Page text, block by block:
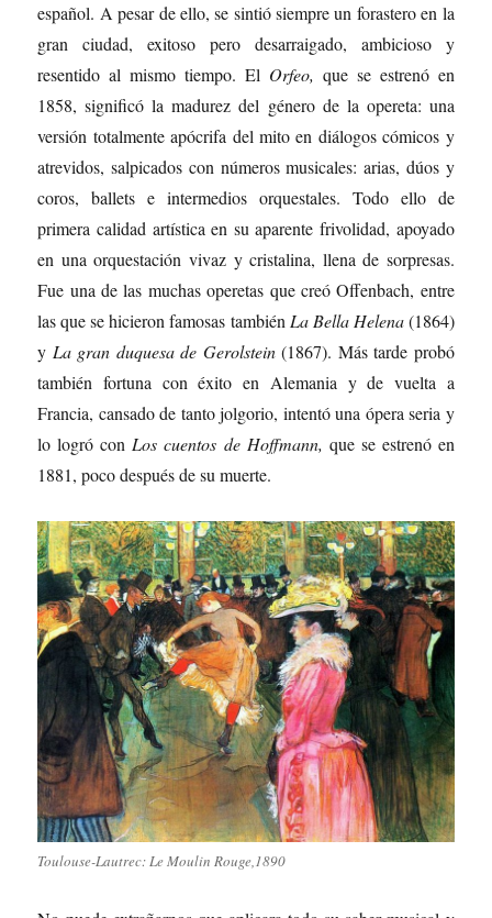
español. A pesar de ello, se sintió siempre un forastero en la
gran ciudad, exitoso pero desarraigado, ambicioso y
resentido al mismo tiempo. El Orfeo, que se estrenó en
1858, significó la madurez del género de la opereta: una
versión totalmente apócrifa del mito en diálogos cómicos y
atrevidos, salpicados con números musicales: arias, dúos y
coros, ballets e intermedios orquestales. Todo ello de
primera calidad artística en su aparente frivolidad, apoyado
en una orquestación vivaz y cristalina, llena de sorpresas.
Fue una de las muchas operetas que creó Offenbach, entre
las que se hicieron famosas también La Bella Helena(1864)
y La gran duquesa de Gerolstein(1867). Más tarde probó
también fortuna con éxito en Alemania y de vuelta a
Francia, cansado de tanto jolgorio, intentó una ópera seria y
lo logró con Los cuentos de Hoffmann, que se estrenó en
1881, poco después de su muerte.
Toulouse-Lautrec: Le Moulin Rouge,1890